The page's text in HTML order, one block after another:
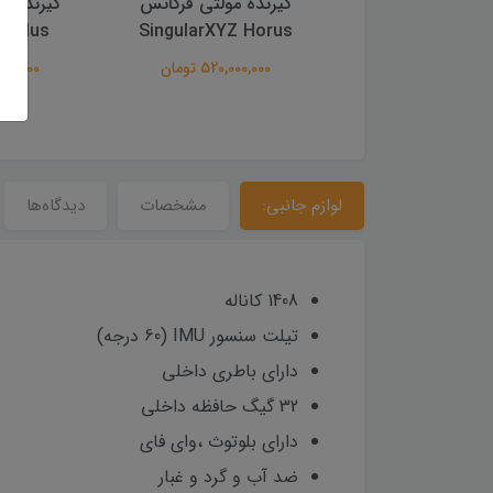
SingularXYZ Horus
520,000,000 تومان
plus
لوازم جانبی: مشخصات دیدگاه‌ها
1408 کاناله
تیلت سنسور IMU (60 درجه)
دارای باطری داخلی
32 گیگ حافظه داخلی
دارای بلوتوث ،وای فای
ضد آب و گرد و غبار